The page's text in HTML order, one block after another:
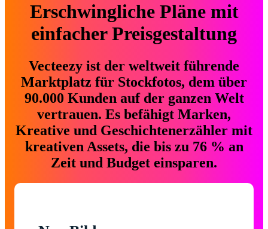
Erschwingliche Pläne mit
einfacher Preisgestaltung
Vecteezy ist der weltweit führende
Marktplatz für Stockfotos, dem über
90.000 Kunden auf der ganzen Welt
vertrauen. Es befähigt Marken,
Kreative und Geschichtenerzähler mit
kreativen Assets, die bis zu 76 % an
Zeit und Budget einsparen.